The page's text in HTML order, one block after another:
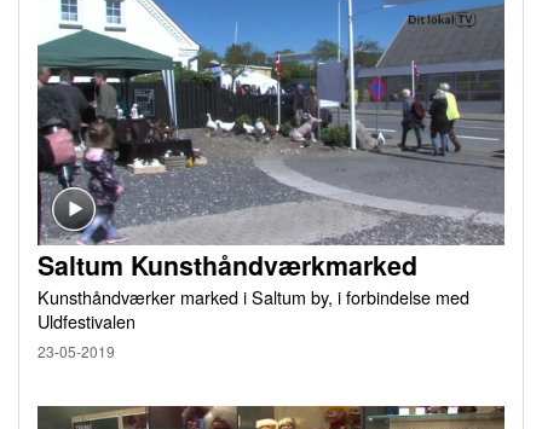
Saltum Kunsthåndværkmarked
Kunsthåndværker marked i Saltum by, i forbindelse med
Uldfestivalen
23-05-2019